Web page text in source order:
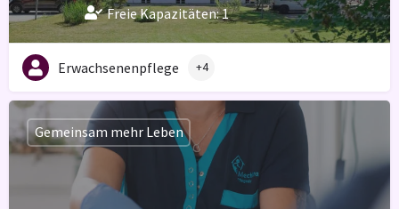
Freie Kapazitäten: 1
Erwachsenenpflege +4
Gemeinsam mehr Leben